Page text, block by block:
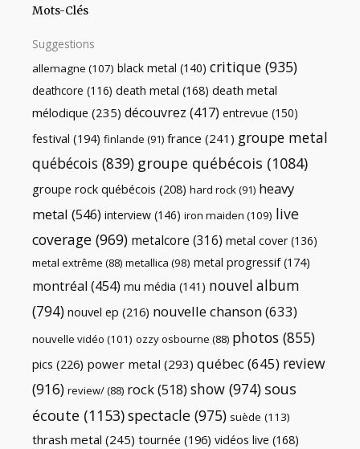
Mots-Clés
Suggestions
allemagne (107) black metal (140) critique (935)
deathcore (116) death metal (168) death metal
mélodique (235) découvrez (417) entrevue (150)
festival (194) finlande (91) france (241) groupe metal
québécois (839) groupe québécois (1084)
groupe rock québécois (208) hard rock(91) heavy
metal (546) interview (146) iron maiden (109) live
coverage (969) metalcore (316) metal cover (136)
metal extrême (88) metallica (98) metal progressif(174)
montréal (454) mu média (141) nouvel album
(794) nouvel ep (216) nouvelle chanson(633)
nouvelle vidéo (101) ozzy osbourne (88) photos (855)
pics (226) power metal (293) québec(645) review
(916) review/(88) rock(518) show (974) sous
écoute (1153)spectacle (975) suède (113)
thrash metal (245) tournée (196) vidéos live (168)